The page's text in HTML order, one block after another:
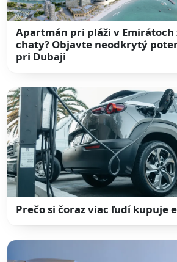
Apartmán pri pláži v Emirátoch
chaty? Objavte neodkrytý
pri Dubaji
Prečo si čoraz viac ľudí kupuje